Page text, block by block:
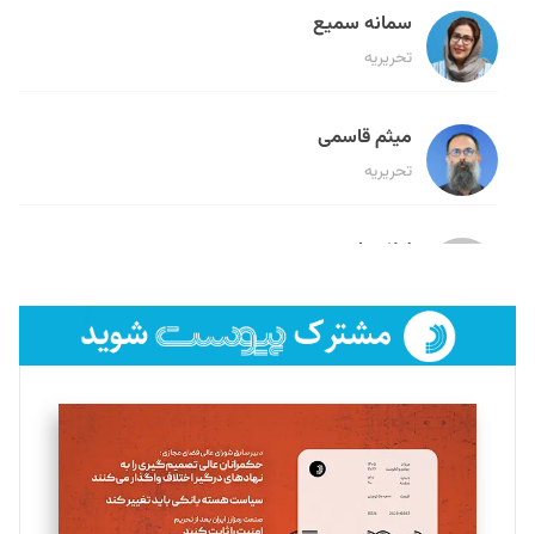
سمانه سمیع
تحریریه
میثم قاسمی
تحریریه
لیلا حنارود
فائزه فتحی رستمی
تحریریه
سروش کرمیان
تحریریه